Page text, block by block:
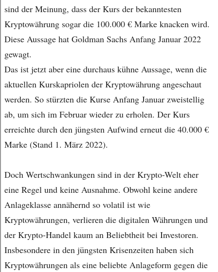
sind der Meinung, dass der Kurs der bekanntesten
Kryptowährung sogar die 100.000 € Marke knacken wird.
Diese Aussage hat Goldman Sachs Anfang Januar 2022
gewagt.
Das ist jetzt aber eine durchaus kühne Aussage, wenn die
aktuellen Kurskapriolen der Kryptowährung angeschaut
werden. So stürzten die Kurse Anfang Januar zweistellig
ab, um sich im Februar wieder zu erholen. Der Kurs
erreichte durch den jüngsten Aufwind erneut die 40.000 €
Marke (Stand 1. März 2022).
Doch Wertschwankungen sind in der Krypto-Welt eher
eine Regel und keine Ausnahme. Obwohl keine andere
Anlageklasse annähernd so volatil ist wie
Kryptowährungen, verlieren die digitalen Währungen und
der Krypto-Handel kaum an Beliebtheit bei Investoren.
Insbesondere in den jüngsten Krisenzeiten haben sich
Kryptowährungen als eine beliebte Anlageform gegen die